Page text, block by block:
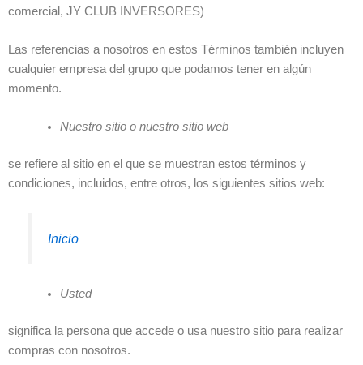
comercial, JY CLUB INVERSORES)
Las referencias a nosotros en estos Términos también incluyen
cualquier empresa del grupo que podamos tener en algún
momento.
Nuestro sitio o nuestro sitio web
se refiere al sitio en el que se muestran estos términos y
condiciones, incluidos, entre otros, los siguientes sitios web:
Inicio
Usted
significa la persona que accede o usa nuestro sitio para realizar
compras con nosotros.